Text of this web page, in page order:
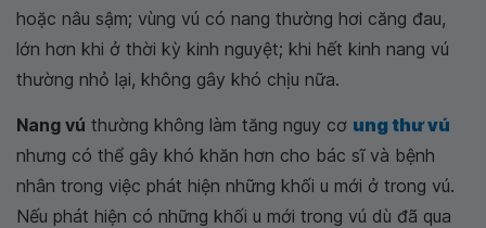
hoặc nâu sậm; vùng vú có nang thường hơi căng đau,
lớn hơn khi ở thời kỳ kinh nguyệt; khi hết kinh nang vú
thường nhỏ lại, không gây khó chịu nữa.
Nang vú thường không làm tăng nguy cơ ung thư vú
nhưng có thể gây khó khăn hơn cho bác sĩ và bệnh
nhân trong việc phát hiện những khối u mới ở trong vú.
Nếu phát hiện có những khối u mới trong vú dù đã qua